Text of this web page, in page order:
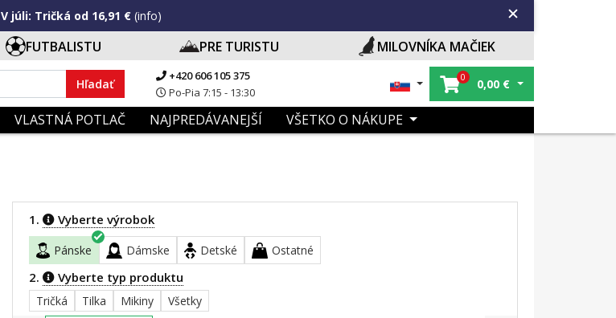
V júli: Tričká od 16,91 € (info)
FUTBALISTU PRE TURISTU MILOVNÍKA MAČIEK
Hľadať
+420 606 105 375
Po-Pia 7:15 - 13:30
0 0,00 €
VLASTNÁ POTLAČ NAJPREDÁVANEJŠÍ VŠETKO O NÁKUPE
1. Vyberte výrobok
Pánske Dámske Detské Ostatné
2. Vyberte typ produktu
Tričká Tilka Mikiny Všetky